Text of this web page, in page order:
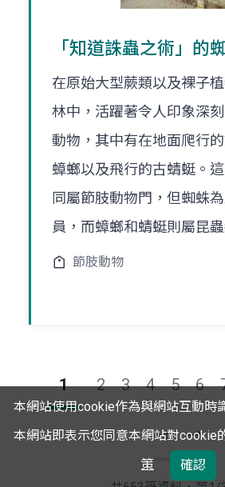
「知道誅蟲之術」的
在原始大型蕨類以及裸子
林中，活躍著令人印象深
動物，其中有在地面爬行
蟑螂以及飛行的古蜻蜓。
同屬節肢動物門，但蜘蛛
員，而蟑螂和蜻蜓則屬昆蟲
節肢動物
1 2 3 4 5 6
頁
最
後
一
本網站使用cookie作為與網站互動時
本網站即表示您同意本網站對cookie
策
確認